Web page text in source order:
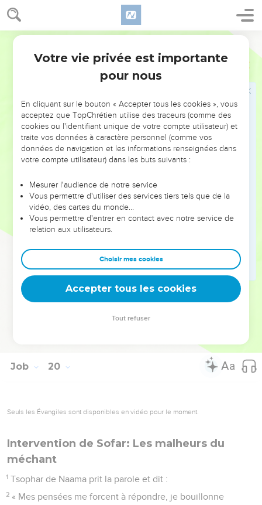
19
20 Je n’ai plus que la peau et les os, il ne me reste que les
gencives.
c’est la main de Dieu qui m'a frappé.
Pourquoi me poursuivez-vous comme Dieu le fait ?
moi ?
» Si seulement mes paroles pouvaient être écrites, si
seulement elles pouvaient être enregistrées dans un livre !
Je voudrais qu'elles soient pour toujours gravées dans le
» Pour ma part, je sais que celui qui me rachète est vivant
et qu'il se lèvera le dernier sur la terre.
Quand ma peau aura été détruite, en personne je
contemplerai Dieu.
C’est lui que je contemplerai, et il me sera favorable. Mes
yeux le verront, et non ceux d'un autre. Au plus profond de
moi, je n’en peux plus d’attendre.
» Vous direz alors : ‘Pourquoi le poursuivions-
Job 20
Seuls les Évangiles sont disponibles en vidéo pour le moment.
Intervention de Sofar: Les malheurs du
méchant
1 Tsophar de Naama prit la parole et dit :
2 « Mes pensées me forcent à répondre, je bouillonne
Votre vie privée est importante
pour nous
En cliquant sur le bouton « Accepter tous les cookies », vous
acceptez que TopChrétien utilise des traceurs (comme des
cookies ou l'identifiant unique de votre compte utilisateur) et
traite vos données à caractère personnel (comme vos
données de navigation et les informations renseignées dans
votre compte utilisateur) dans les buts suivants :
Mesurer l'audience de notre service
Vous permettre d'utiliser des services tiers tels que de la
vidéo, des cartes du monde…
Vous permettre d'entrer en contact avec notre service de
relation aux utilisateurs.
Choisir mes cookies
Accepter tous les cookies
Tout refuser